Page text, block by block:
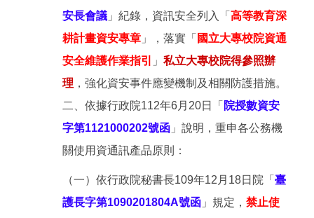
安長會議 」紀錄，資訊安全列入「 高等教育深
耕計畫資安專章 」，落實「 國立大專校院資通
安全維護作業指引
」 私立大專校院得參照辦
理 ，強化資安事件應變機制及相關防護措施。
二、依據行政院112年6月20日「 院授數資安
字第1121000202號函 」 說明，重申各公務機
關使用資通訊產品原則：
（一）依行政院秘書長109年12月18日院「 臺
護長字第1090201804A號函 」 規定， 禁止使